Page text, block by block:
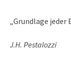
„Grundlage jeder
J.H. Pestalozzi